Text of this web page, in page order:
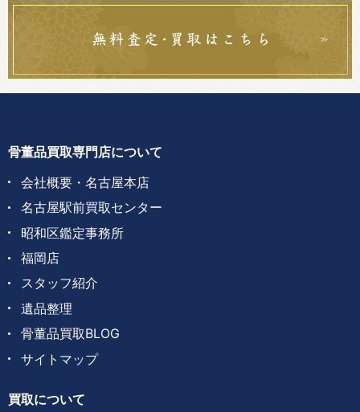
骨董品買取専門店について
会社概要・名古屋本店
名古屋駅前買取センター
昭和区鑑定事務所
福岡店
スタッフ紹介
遺品整理
骨董品買取BLOG
サイトマップ
買取について